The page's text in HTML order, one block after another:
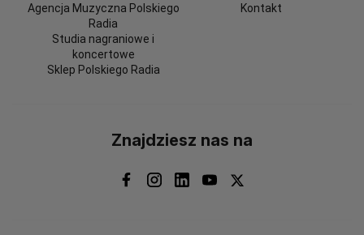
Agencja Muzyczna Polskiego
Radia
Studia nagraniowe i
koncertowe
Sklep Polskiego Radia
Kontakt
Znajdziesz nas na